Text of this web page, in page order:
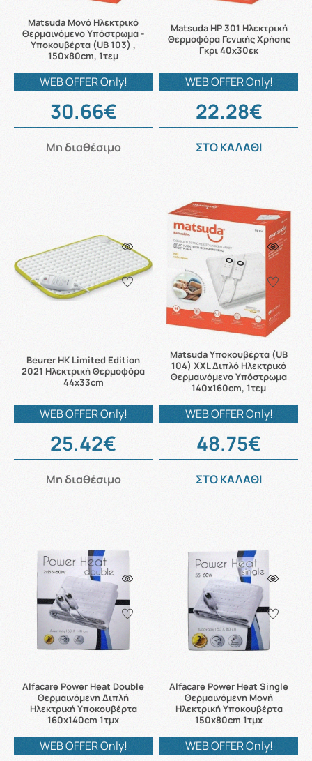
Matsuda Μονό Ηλεκτρικό
Θερμαινόμενο Υπόστρωμα -
Υποκουβέρτα (UB 103) ,
150x80cm, 1τεμ
WEB OFFER Only!
30.66€
Μη διαθέσιμο
Matsuda HP 301 Ηλεκτρική
Θερμοφόρα Γενικής Χρήσης
Γκρι 40x30εκ
WEB OFFER Only!
22.28€
ΣΤΟ ΚΑΛΑΘΙ
Beurer HK Limited Edition
2021 Ηλεκτρική Θερμοφόρα
44x33cm
WEB OFFER Only!
25.42€
Μη διαθέσιμο
Matsuda Υποκουβέρτα (UB
104) XXL Διπλό Ηλεκτρικό
Θερμαινόμενο Υπόστρωμα
140x160cm, 1τεμ
WEB OFFER Only!
48.75€
ΣΤΟ ΚΑΛΑΘΙ
Alfacare Power Heat Double
Θερμαινόμενη Διπλή
Ηλεκτρική Υποκουβέρτα
160x140cm 1τμχ
WEB OFFER Only!
Alfacare Power Heat Single
Θερμαινόμενη Μονή
Ηλεκτρική Υποκουβέρτα
150x80cm 1τμχ
WEB OFFER Only!